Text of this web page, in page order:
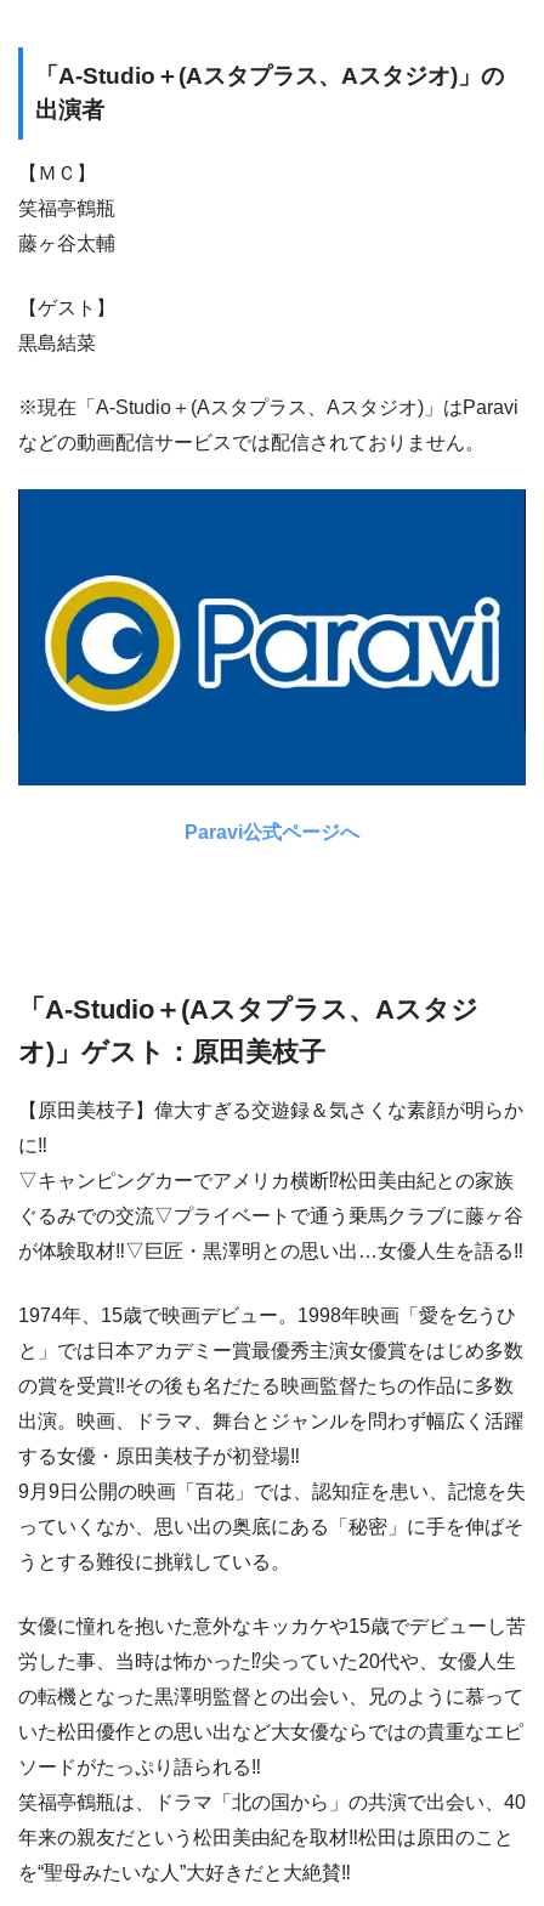
「A-Studio＋(Aスタプラス、Aスタジオ)」の
出演者
【ＭＣ】
笑福亭鶴瓶
藤ヶ谷太輔
【ゲスト】
黒島結菜
※現在「A-Studio＋(Aスタプラス、Aスタジオ)」はParavi
などの動画配信サービスでは配信されておりません。
Paravi公式ページへ
「A-Studio＋(Aスタプラス、Aスタジ
オ)」ゲスト：原田美枝子
【原田美枝子】偉大すぎる交遊録＆気さくな素顔が明らか
に‼
▽キャンピングカーでアメリカ横断⁉松田美由紀との家族
ぐるみでの交流▽プライベートで通う乗馬クラブに藤ヶ谷
が体験取材‼▽巨匠・黒澤明との思い出…女優人生を語る‼
1974年、15歳で映画デビュー。1998年映画「愛を乞うひ
と」では日本アカデミー賞最優秀主演女優賞をはじめ多数
の賞を受賞‼その後も名だたる映画監督たちの作品に多数
出演。映画、ドラマ、舞台とジャンルを問わず幅広く活躍
する女優・原田美枝子が初登場‼
9月9日公開の映画「百花」では、認知症を患い、記憶を失
っていくなか、思い出の奥底にある「秘密」に手を伸ばそ
うとする難役に挑戦している。
女優に憧れを抱いた意外なキッカケや15歳でデビューし苦
労した事、当時は怖かった⁉尖っていた20代や、女優人生
の転機となった黒澤明監督との出会い、兄のように慕って
いた松田優作との思い出など大女優ならではの貴重なエピ
ソードがたっぷり語られる‼
笑福亭鶴瓶は、ドラマ「北の国から」の共演で出会い、40
年来の親友だという松田美由紀を取材‼松田は原田のこと
を“聖母みたいな人”大好きだと大絶賛‼